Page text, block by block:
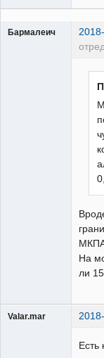
Бармалеич
На
ли
Valar.mar
Есть